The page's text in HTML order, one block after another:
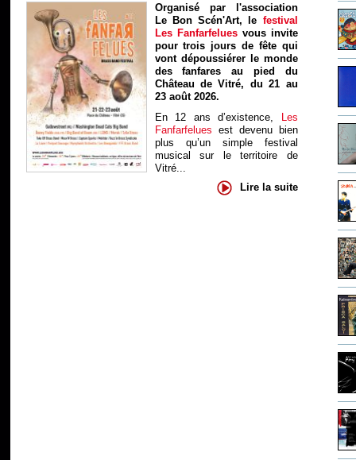
Organisé par l'association
Le Bon Scén'Art, le festival
Les Fanfarfelues vous invite
pour trois jours de fête qui
vont dépoussiérer le monde
des fanfares au pied du
Château de Vitré, du 21 au
23 août 2026.
En 12 ans d’existence, Les
Fanfarfelues est devenu bien
plus qu’un simple festival
musical sur le territoire de
Vitré...
Lire la suite